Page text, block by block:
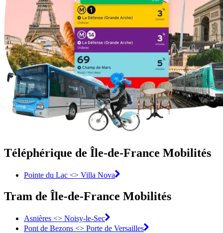
Téléphérique de Île-de-France Mobilités
Pointe du Lac <> Villa Nova
Tram de Île-de-France Mobilités
Asnières <>︎ Noisy-le-Sec
Pont de Bezons <>︎ Porte de Versailles